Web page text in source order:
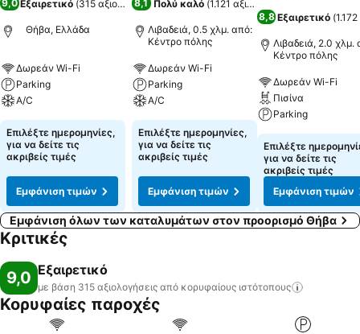
9,0 Εξαιρετικό (315 αξιολογήσεις)
Θήβα, Ελλάδα
Δωρεάν Wi-Fi
Parking
A/C
Επιλέξτε ημερομηνίες,
για να δείτε τις
ακριβείς τιμές
Εμφάνιση τιμών
8,1 Πολύ καλό (1.121 αξιολογήσεις
Λιβαδειά, 0.5 χλμ. από:
Κέντρο πόλης
Δωρεάν Wi-Fi
Parking
A/C
Επιλέξτε ημερομηνίες,
για να δείτε τις
ακριβείς τιμές
Εμφάνιση τιμών
8,8 Εξαιρετικό (
Λιβαδειά, 2.0 χλμ.
Κέντρο πόλης
Δωρεάν Wi-Fi
Πισίνα
Parking
Επιλέξτε
για να δείτε τις
ακριβείς τιμές
Εμφάνιση τιμών
Εμφάνιση όλων των καταλυμάτων στον προορισμό Θήβα
Κριτικές
9,0 Εξαιρετικό
με βάση 315 αξιολογήσεις από κορυφαίους ιστότοπους
Κορυφαίες παροχές